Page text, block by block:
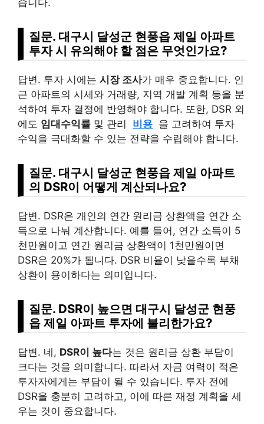
질문. 대구시 달성군 현풍읍 제일 아파트
투자 시 유의해야 할 점은 무엇인가요?
답변. 투자 시에는 시장 조사가 매우 중요합니다. 인
근 아파트의 시세와 거래량, 지역 개발 계획 등을 분
석하여 투자 결정에 반영해야 합니다. 또한, DSR 외
에도 임대수익률 및 관리 비용 을 고려하여 투자
수익을 극대화할 수 있는 전략을 수립해야 합니다.
질문. 대구시 달성군 현풍읍 제일 아파트
의 DSR이 어떻게 계산되나요?
답변. DSR은 개인의 연간 원리금 상환액을 연간 소
득으로 나눠 계산합니다. 예를 들어, 연간 소득이 5
천만원이고 연간 원리금 상환액이 1천만원이면
DSR은 20%가 됩니다. DSR 비율이 낮을수록 부채
상환이 용이하다는 의미입니다.
질문. DSR이 높으면 대구시 달성군 현풍
읍 제일 아파트 투자에 불리한가요?
답변. 네, DSR이 높다는 것은 원리금 상환 부담이
크다는 것을 의미합니다. 따라서 자금 여력이 적은
투자자에게는 부담이 될 수 있습니다. 투자 전에
DSR을 충분히 고려하고, 이에 따른 재정 계획을 세
우는 것이 중요합니다.